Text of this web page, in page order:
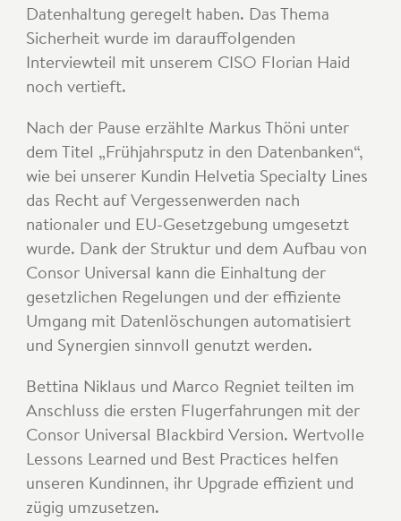
Datenhaltung geregelt haben. Das Thema
Sicherheit wurde im darauffolgenden
Interviewteil mit unserem CISO Florian Haid
noch vertieft.
Nach der Pause erzählte Markus Thöni unter
dem Titel „Frühjahrsputz in den Datenbanken“,
wie bei unserer Kundin Helvetia Specialty Lines
das Recht auf Vergessenwerden nach
nationaler und EU-Gesetzgebung umgesetzt
wurde. Dank der Struktur und dem Aufbau von
Consor Universal kann die Einhaltung der
gesetzlichen Regelungen und der effiziente
Umgang mit Datenlöschungen automatisiert
und Synergien sinnvoll genutzt werden.
Bettina Niklaus und Marco Regniet teilten im
Anschluss die ersten Flugerfahrungen mit der
Consor Universal Blackbird Version. Wertvolle
Lessons Learned und Best Practices helfen
unseren Kundinnen, ihr Upgrade effizient und
zügig umzusetzen.